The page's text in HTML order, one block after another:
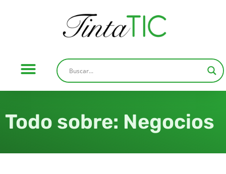
Todo sobre: Negocios